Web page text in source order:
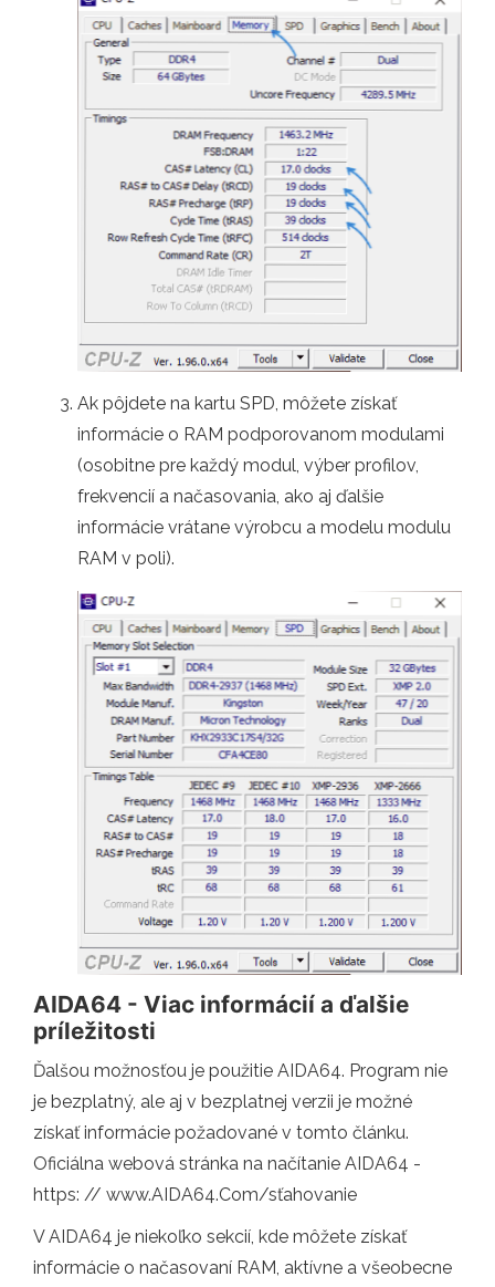
Ak pôjdete na kartu SPD, môžete získať
informácie o RAM podporovanom modulami
(osobitne pre každý modul, výber profilov,
frekvencií a načasovania, ako aj ďalšie
informácie vrátane výrobcu a modelu modulu
RAM v poli).
AIDA64 - Viac informácií a ďalšie
príležitosti
Ďalšou možnosťou je použitie AIDA64. Program nie
je bezplatný, ale aj v bezplatnej verzii je možné
získať informácie požadované v tomto článku.
Oficiálna webová stránka na načítanie AIDA64 -
https: // www.AIDA64.Com/sťahovanie
V AIDA64 je niekoľko sekcií, kde môžete získať
informácie o načasovaní RAM, aktívne a všeobecne